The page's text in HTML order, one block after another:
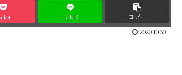
LINE コピー
2020.10.30